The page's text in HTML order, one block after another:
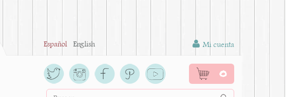
Español English Mi cuenta
0